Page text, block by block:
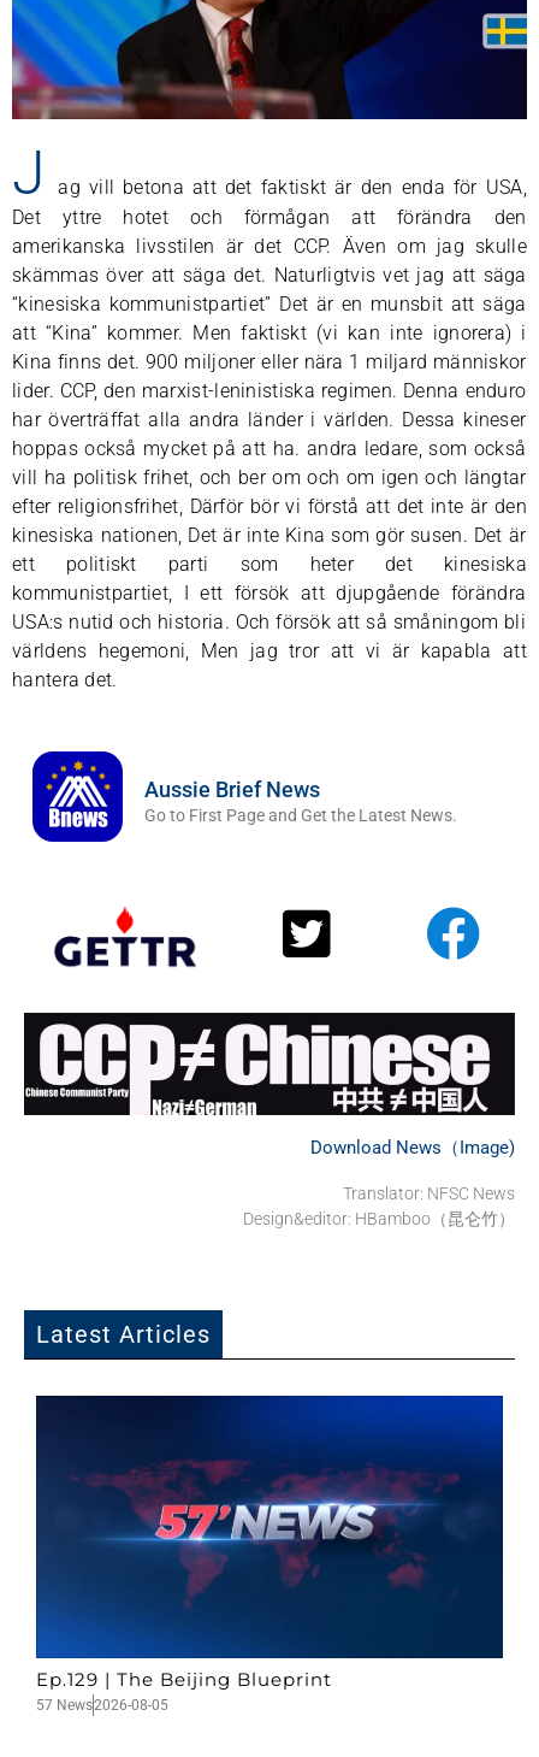
J
ag vill betona att det faktiskt är den enda för USA,
Det yttre hotet och förmågan att förändra den
amerikanska livsstilen är det CCP. Även om jag skulle
skämmas över att säga det. Naturligtvis vet jag att säga
“kinesiska kommunistpartiet” Det är en munsbit att säga
att “Kina” kommer. Men faktiskt (vi kan inte ignorera) i
Kina finns det. 900 miljoner eller nära 1 miljard människor
lider. CCP, den marxist-leninistiska regimen. Denna enduro
har överträffat alla andra länder i världen. Dessa kineser
hoppas också mycket på att ha. andra ledare, som också
vill ha politisk frihet, och ber om och om igen och längtar
efter religionsfrihet, Därför bör vi förstå att det inte är den
kinesiska nationen, Det är inte Kina som gör susen. Det är
ett politiskt parti som heter det kinesiska
kommunistpartiet, I ett försök att djupgående förändra
USA:s nutid och historia. Och försök att så småningom bli
världens hegemoni, Men jag tror att vi är kapabla att
hantera det.
Aussie Brief News
Go to First Page and Get the Latest News.
Download News（Image)
Translator: NFSC News
Design&editor: HBamboo（昆仑竹）
Latest Articles
Ep.129 | The Beijing Blueprint
57 News2026-08-05